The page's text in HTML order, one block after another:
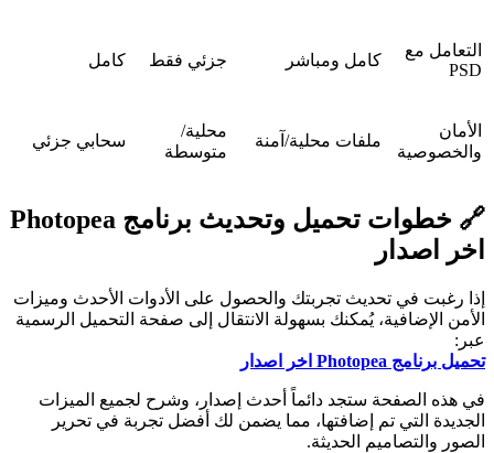
التعامل مع
PSD
كامل ومباشر جزئي فقط كامل
الأمان
والخصوصية
ملفات محلية/آمنة
محلية/
متوسطة
سحابي جزئي
🔗 خطوات تحميل وتحديث برنامج Photopea
اخر اصدار
إذا رغبت في تحديث تجربتك والحصول على الأدوات الأحدث وميزات
الأمن الإضافية، يُمكنك بسهولة الانتقال إلى صفحة التحميل الرسمية
عبر:
تحميل برنامج Photopea اخر اصدار
في هذه الصفحة ستجد دائماً أحدث إصدار، وشرح لجميع الميزات
الجديدة التي تم إضافتها، مما يضمن لك أفضل تجربة في تحرير
الصور والتصاميم الحديثة.